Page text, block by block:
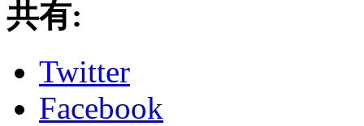
共有:
Twitter
Facebook